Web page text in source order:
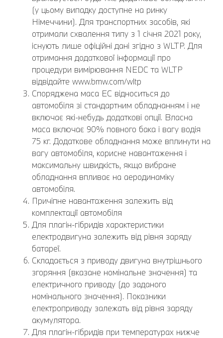
(у цьому випадку доступне на ринку
Німеччини). Для транспортних засобів, які
отримали схвалення типу з 1 січня 2021 року,
існують лише офіційні дані згідно з WLTP. Для
отримання додаткової інформації про
процедури вимірювання NEDC та WLTP
відвідайте www.bmw.com/wltp
Споряджена маса EC відноситься до
автомобіля зі стандартним обладнанням і не
включає які-небудь додаткові опції. Власна
маса включає 90% повного бака і вагу водія
75 кг. Додаткове обладнання може вплинути на
вагу автомобіля, корисне навантаження і
максимальну швидкість, якщо вибране
обладнання впливає на аеродинаміку
автомобіля.
Причіпне навантаження залежить від
комплектації автомобіля
Для плагін-гібридів характеристики
електродвигуна залежить від рівня заряду
батареї.
Складається з приводу двигуна внутрішнього
згоряння (вказане номінальне значення) та
електричного приводу (до заданого
номінального значення). Показники
електроприводу залежать від рівня заряду
акумулятора.
Для плагін-гібридів при температурах нижче